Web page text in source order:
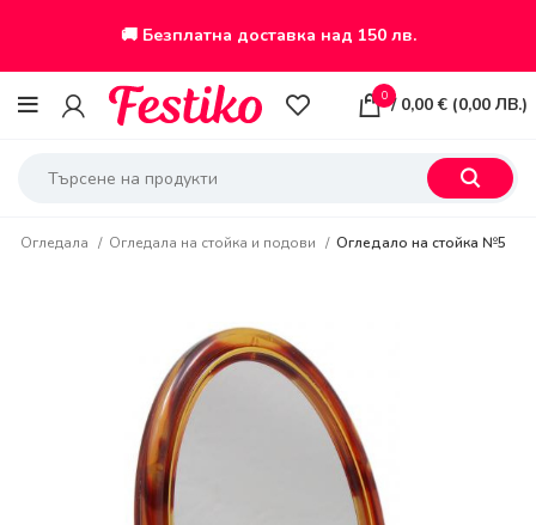
🚚 Безплатна доставка над 150 лв.
0 / 0,00€ (0,00 ЛВ.)
Огледала Огледала на стойка и подови Огледало на стойка №5